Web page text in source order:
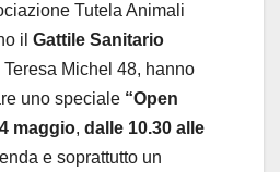
Tutela Animali
il Gattile Sanitario
Michel 48, hanno
uno speciale “Open
maggio, dalle 10.30 alle
e soprattutto un